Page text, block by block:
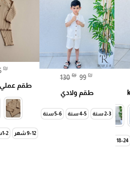
6-7 سنة 8-9 سنة 18-24 شهر 9-10 سنة
130 ₪ 99 ₪
طقم ولادي
2-3 سنة 4-5 سنة 5-6 سنة 7-8 سنة
₪
طقم
9-12 شهر 1-2سنة